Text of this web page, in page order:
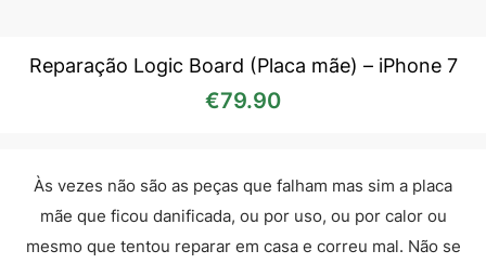
Reparação Logic Board (Placa mãe) – iPhone 7
€79.90
Às vezes não são as peças que falham mas sim a placa
mãe que ficou danificada, ou por uso, ou por calor ou
mesmo que tentou reparar em casa e correu mal. Não se